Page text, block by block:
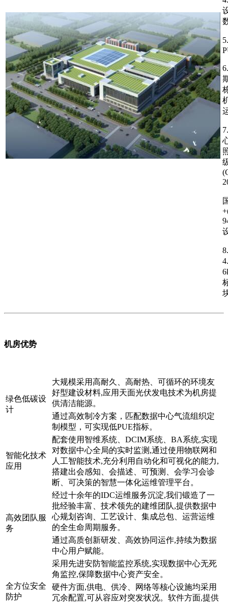
机房优势
绿色低碳设
计
大规模采用高耐久、高耐热、可循环的环境友
好型建设材料,应用天面光伏发电技术为机房提
供清洁能源。
通过高效制冷方案，匹配数据中心气流组织定
制模型，可实现低PUE指标。
智能化技术
应用
配套使用智维系统、DCIM系统、BA系统,实现
对数据中心全局的实时监测,通过使用物联网和
人工智能技术,充分利用自动化和可视化的能力,
搭建出会感知、会描述、可预测、会学习会诊
断、可决策的智慧一体化运维管理平台。
高效团队服
务
经过十余年的IDC运维服务沉淀,我们锻造了一
批经验丰富、技术领先的建维团队,提供数据中
心规划咨询、工艺设计、集成总包、运营运维
的全生命周期服务。
通过高质创新研发、高效协同运作,持续为数据
中心用户赋能。
全方位安全
防护
采用先进安防智能监控系统,实现数据中心无死
角监控,保障数据中心资产安全。
硬件方面,供电、供冷、网络等核心设施均采用
冗余配置,可从容应对突发状况。软件方面,提供